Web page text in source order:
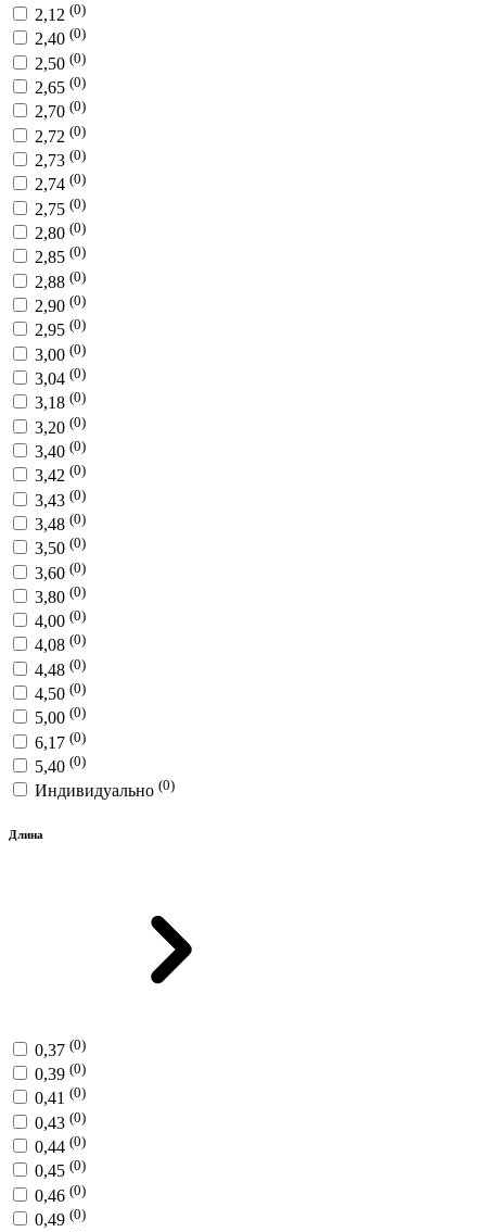
2,12 (0)
2,40 (0)
2,50 (0)
2,65 (0)
2,70 (0)
2,72 (0)
2,73 (0)
2,74 (0)
2,75 (0)
2,80 (0)
2,85 (0)
2,88 (0)
2,90 (0)
2,95 (0)
3,00 (0)
3,04 (0)
3,18 (0)
3,20 (0)
3,40 (0)
3,42 (0)
3,43 (0)
3,48 (0)
3,50 (0)
3,60 (0)
3,80 (0)
4,00 (0)
4,08 (0)
4,48 (0)
4,50 (0)
5,00 (0)
6,17 (0)
5,40 (0)
Индивидуально (0)
Длина
0,37 (0)
0,39 (0)
0,41 (0)
0,43 (0)
0,44 (0)
0,45 (0)
0,46 (0)
0,49 (0)